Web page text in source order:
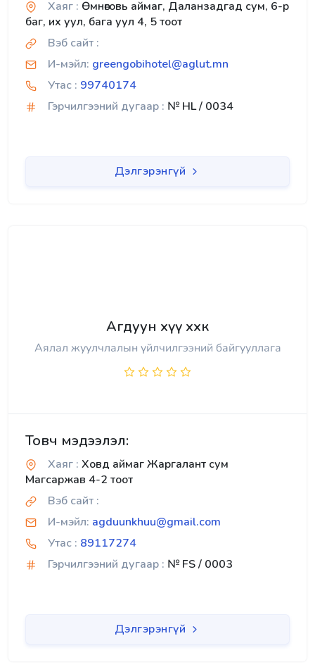
Хаяг : Өмнөговь аймаг, Даланзадгад сум, 6-р
баг, их уул, бага уул 4, 5 тоот
Вэб сайт :
И-мэйл: greengobihotel@aglut.mn
Утас : 99740174
Гэрчилгээний дугаар : № HL / 0034
Дэлгэрэнгүй
Агдуун хүү ххк
Аялал жуулчлалын үйлчилгээний байгууллага
Товч мэдээлэл:
Хаяг : Ховд аймаг Жаргалант сум
Магсаржав 4-2 тоот
Вэб сайт :
И-мэйл: agduunkhuu@gmail.com
Утас : 89117274
Гэрчилгээний дугаар : № FS / 0003
Дэлгэрэнгүй